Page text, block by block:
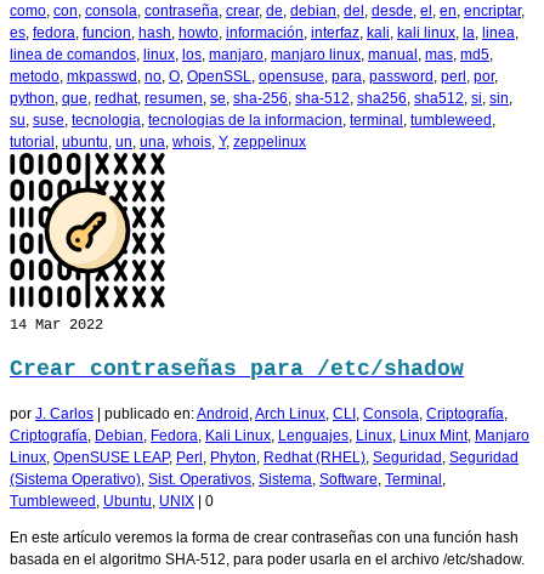
como, con, consola, contraseña, crear, de, debian, del , desde, el , en, encriptar,
es, fedora, funcion, hash, howto, información, interfaz, kali, kali linux, la, linea,
linea de comandos, linux, los, manjaro, manjaro linux, manual , mas, md5,
metodo, mkpasswd , no, O, OpenSSL, opensuse, para, password , perl , por,
python, que, redhat, resumen, se, sha-256, sha-512, sha256, sha512, si, sin,
su, suse, tecnologia, tecnologias de la informacion, terminal , tumbleweed ,
tutorial , ubuntu, un, una, whois, Y, zeppelinux
14 Mar 2022
Crear contraseñas para /etc/shadow
por J. Carlos publicado en:Android ,Arch Linux, CLI , Consola, Criptografía,
Criptografía, Debian, Fedora, Kali Linux, Lenguajes, Linux, Linux Mint, Manjaro
Linux, OpenSUSE LEAP, Perl , Phyton, Redhat (RHEL), Seguridad , Seguridad
(Sistema Operativo), Sist. Operativos, Sistema, Software, Terminal ,
Tumbleweed , Ubuntu, UNIX 0
En este artículo veremos la forma de crear contraseñas con una función hash
basada en el algoritmo SHA-512, para poder usarla en el archivo /etc/shadow.